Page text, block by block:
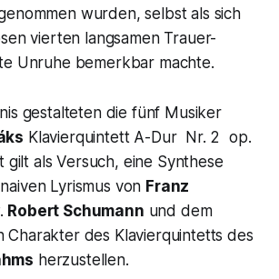
wurden, selbst als sich
vierten langsamenTrauer-
Unruhe bemerkbar machte.
gestalteten die fünf Musiker
Klavierquintett A-Dur Nr. 2 op.
gilt als Versuch, eine Synthese
Lyrismus von Franz
Robert Schumann und dem
Charakter des Klavierquintetts des
herzustellen.